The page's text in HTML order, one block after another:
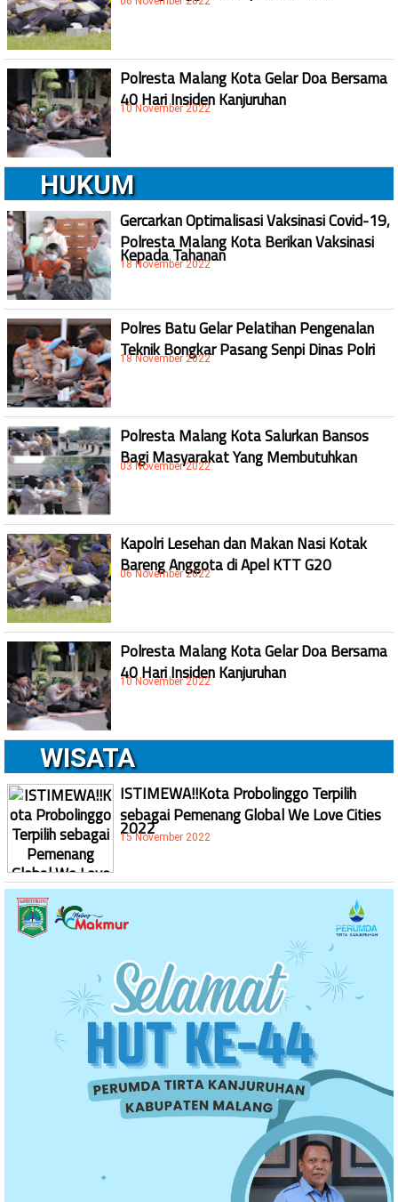
Polresta Malang Kota Gelar Doa Bersama
40 Hari Insiden Kanjuruhan
10 November 2022
HUKUM
Gercarkan Optimalisasi Vaksinasi Covid-19,
Polresta Malang Kota Berikan Vaksinasi
Kepada Tahanan
18 November 2022
Polres Batu Gelar Pelatihan Pengenalan
Teknik Bongkar Pasang Senpi Dinas Polri
18 November 2022
Polresta Malang Kota Salurkan Bansos
Bagi Masyarakat Yang Membutuhkan
03 November 2022
Kapolri Lesehan dan Makan Nasi Kotak
Bareng Anggota di Apel KTT G20
06 November 2022
Polresta Malang Kota Gelar Doa Bersama
40 Hari Insiden Kanjuruhan
10 November 2022
WISATA
ISTIMEWA!!Kota Probolinggo Terpilih
sebagai Pemenang Global We Love Cities
2022
15 November 2022